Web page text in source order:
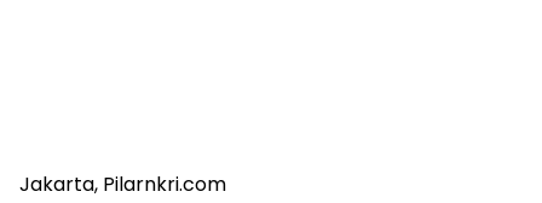
Jakarta, Pilarnkri.com